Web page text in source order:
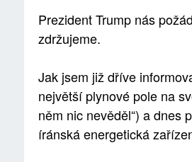
Prezident Trump nás
zdržujeme.
Jak jsem již dříve
největší plynové pole na
něm nic nevěděl“) a dnes
íránská energetická